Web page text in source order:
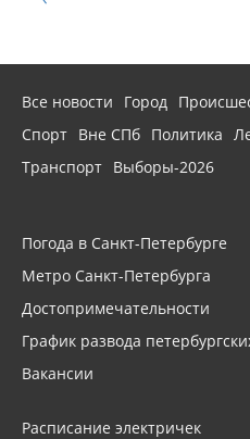
Все новости Город
Спорт Вне СПб Политика
Транспорт Выборы-2026
Погода в Санкт-Петербурге
Метро Санкт-Петербурга
Достопримечательности
График развода
Вакансии
Расписание электричек